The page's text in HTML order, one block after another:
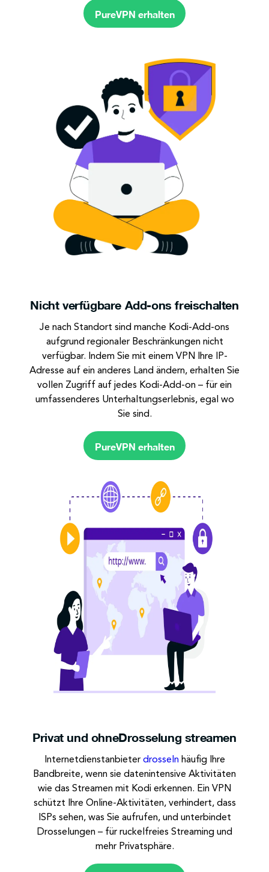
PureVPN erhalten
Nicht verfügbare Add-ons freischalten
Je nach Standort sind manche Kodi-Add-ons
aufgrund regionaler Beschränkungen nicht
verfügbar. Indem Sie mit einem VPN Ihre IP-
Adresse auf ein anderes Land ändern, erhalten Sie
vollen Zugriff auf jedes Kodi-Add-on – für ein
umfassenderes Unterhaltungserlebnis, egal wo
Sie sind.
PureVPN erhalten
Privat und ohneDrosselung streamen
Internetdienstanbieter drosseln häufig Ihre
Bandbreite, wenn sie datenintensive Aktivitäten
wie das Streamen mit Kodi erkennen. Ein VPN
schützt Ihre Online-Aktivitäten, verhindert, dass
ISPs sehen, was Sie aufrufen, und unterbindet
Drosselungen – für ruckelfreies Streaming und
mehr Privatsphäre.